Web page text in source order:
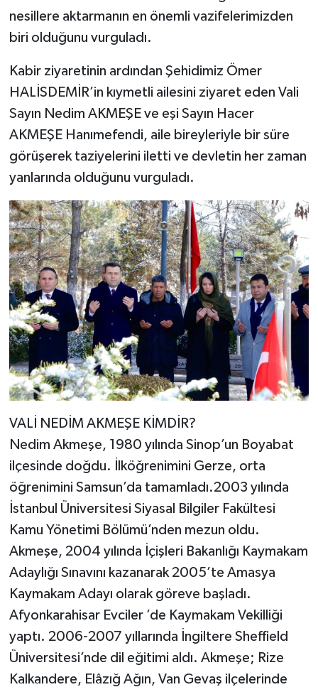
nesillere aktarmanın en önemli vazifelerimizden
biri olduğunu vurguladı.
Kabir ziyaretinin ardından Şehidimiz Ömer
HALİSDEMİR’in kıymetli ailesini ziyaret eden Vali
Sayın Nedim AKMEŞE ve eşi Sayın Hacer
AKMEŞE Hanımefendi, aile bireyleriyle bir süre
görüşerek taziyelerini iletti ve devletin her zaman
yanlarında olduğunu vurguladı.
VALİ NEDİM AKMEŞE KİMDİR?
Nedim Akmeşe, 1980 yılında Sinop’un Boyabat
ilçesinde doğdu. İlköğrenimini Gerze, orta
öğrenimini Samsun’da tamamladı.2003 yılında
İstanbul Üniversitesi Siyasal Bilgiler Fakültesi
Kamu Yönetimi Bölümü’nden mezun oldu.
Akmeşe, 2004 yılında İçişleri Bakanlığı Kaymakam
Adaylığı Sınavını kazanarak 2005’te Amasya
Kaymakam Adayı olarak göreve başladı.
Afyonkarahisar Evciler ’de Kaymakam Vekilliği
yaptı. 2006-2007 yıllarında İngiltere Sheffield
Üniversitesi’nde dil eğitimi aldı. Akmeşe; Rize
Kalkandere, Elâzığ Ağın, Van Gevaş ilçelerinde